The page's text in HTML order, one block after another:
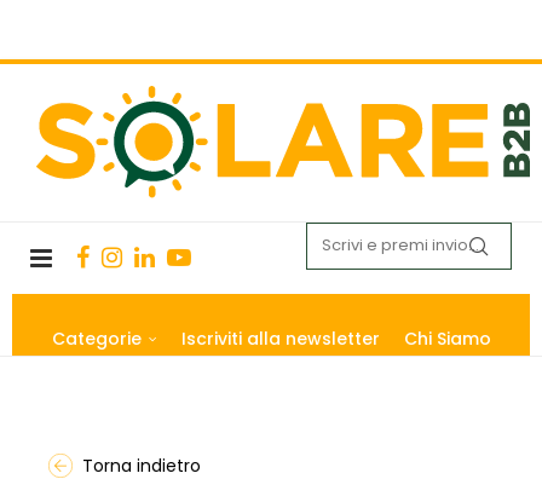
Categorie Iscriviti alla newsletter Chi Siamo
Torna indietro